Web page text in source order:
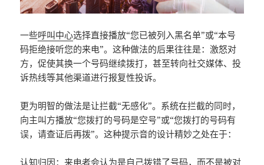
一些呼叫中心选择直接播放“您已被列入黑名单”或“本号
码拒绝接听您的来电”。这种做法的后果往往是：激怒对
方，促使其换一个号码继续拨打，甚至转向社交媒体、投
诉热线等其他渠道进行报复性投诉。
更为明智的做法是让拦截“无感化”。系统在拦截的同时，
向主叫方播放“您拨打的号码是空号”或“您拨打的号码有
误，请查证后再拨”。这种提示音的设计精妙之处在于：
认知归因：来电者会认为是自己拨错了号码，而不是被对